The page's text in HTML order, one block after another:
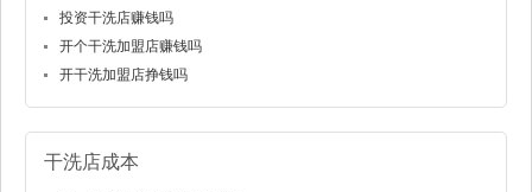
投资干洗店赚钱吗
开个干洗加盟店赚钱吗
开干洗加盟店挣钱吗
干洗店成本